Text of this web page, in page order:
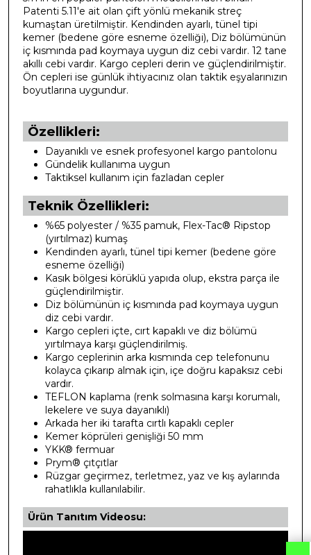
Patenti 5.11'e ait olan çift yönlü mekanik streç
kumaştan üretilmiştir. Kendinden ayarlı, tünel tipi
kemer (bedene göre esneme özelliği), Diz bölümünün
iç kısmında pad koymaya uygun diz cebi vardır. 12 tane
akıllı cebi vardır. Kargo cepleri derin ve güçlendirilmiştir.
Ön cepleri ise günlük ihtiyacınız olan taktik eşyalarınızın
boyutlarına uygundur.
Özellikleri:
Dayanıklı ve esnek profesyonel kargo pantolonu
Gündelik kullanıma uygun
Taktiksel kullanım için fazladan cepler
Teknik Özellikleri:
%65 polyester / %35 pamuk, Flex-Tac® Ripstop
(yırtılmaz) kumaş
Kendinden ayarlı, tünel tipi kemer (bedene göre
esneme özelliği)
Kasık bölgesi körüklü yapıda olup, ekstra parça ile
güçlendirilmiştir.
Diz bölümünün iç kısmında pad koymaya uygun
diz cebi vardır.
Kargo cepleri içte, cırt kapaklı ve diz bölümü
yırtılmaya karşı güçlendirilmiş.
Kargo ceplerinin arka kısmında cep telefonunu
kolayca çıkarıp almak için, içe doğru kapaksız cebi
vardır.
TEFLON kaplama (renk solmasına karşı korumalı,
lekelere ve suya dayanıklı)
Arkada her iki tarafta cırtlı kapaklı cepler
Kemer köprüleri genişliği 50 mm
YKK® fermuar
Prym® çıtçıtlar
Rüzgar geçirmez, terletmez, yaz ve kış aylarında
rahatlıkla kullanılabilir.
Ürün Tanıtım Videosu: